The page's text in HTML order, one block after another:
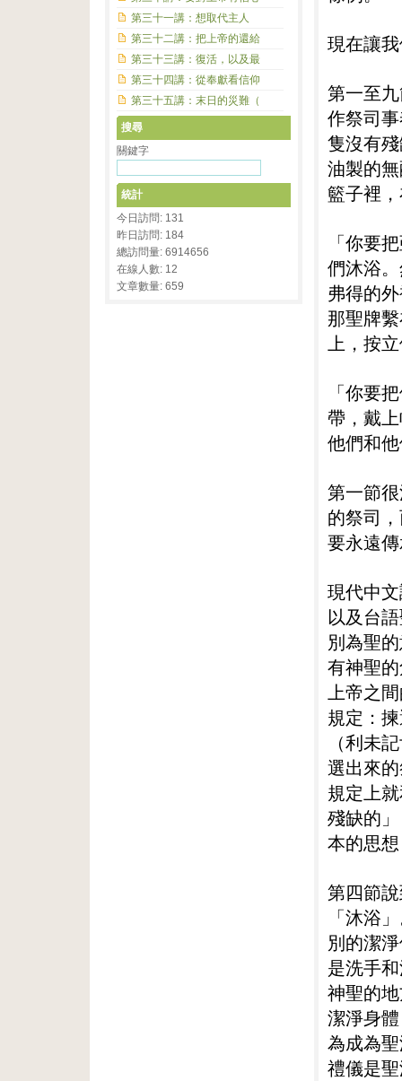
現在讓
第一至
作祭司
隻沒有
油製的
籃子裡
「你要
們沐浴
弗得的
那聖牌
上，按
「你要
帶，戴
他們和
第一節
的祭司
要永遠
現代中
以及台
別為聖
有神聖
上帝之
規定：
（利未
選出來
規定上
殘缺的
本的思
第四節
「沐浴
別的潔
是洗手
神聖的
潔淨身
為成為
禮儀是
第三十一講：想取代主人
第三十二講：把上帝的還給
第三十三講：復活，以及最
第三十四講：從奉獻看信仰
第三十五講：末日的災難（
搜尋
關鍵字
統計
今日訪問: 131
昨日訪問: 184
總訪問量: 6914656
在線人數: 12
文章數量: 659